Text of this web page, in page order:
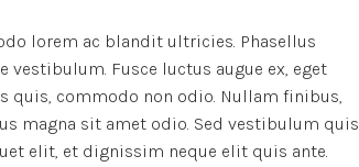
lorem ac blandit ultricies. Phasellus
Fusce luctus augue ex, eget
quis, commodo non odio. Nullam finibus,
magna sit amet odio. Sed vestibulum quis
elit, et dignissim neque elit quis ante.